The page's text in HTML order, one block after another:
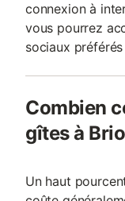
connexion à
vous pourrez
sociaux
Combien
gîtes à
Un haut